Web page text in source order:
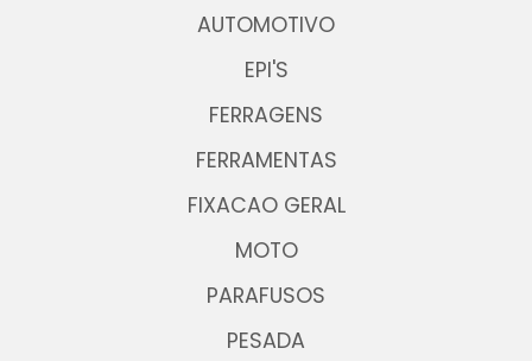
AUTOMOTIVO
EPI'S
FERRAGENS
FERRAMENTAS
FIXACAO GERAL
MOTO
PARAFUSOS
PESADA